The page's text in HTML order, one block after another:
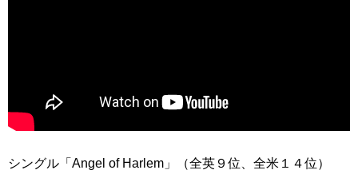
シングル「Angel of Harlem」（全英９位、全米１４位）